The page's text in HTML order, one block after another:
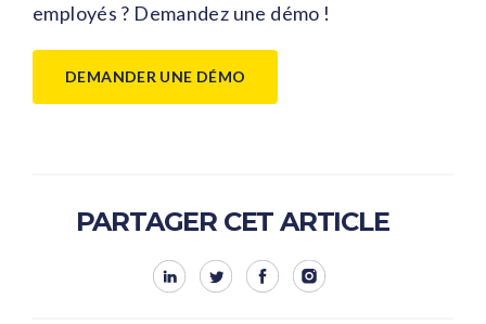
employés ? Demandez une démo !
DEMANDER UNE DÉMO
PARTAGER CET ARTICLE